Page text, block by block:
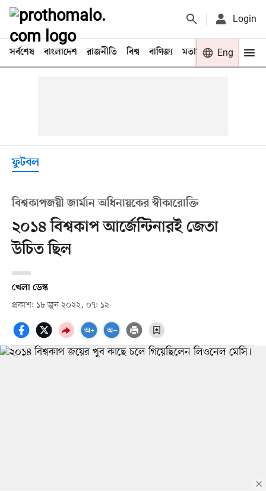
Login
সর্বশেষ বাংলাদেশ রাজনীতি বিশ্ব বাণিজ্য মতামত খেলা
Eng
ফুটবল
বিশ্বকাপজয়ী জার্মান অধিনায়কের স্বীকারোক্তি
২০১৪ বিশ্বকাপ আর্জেন্টিনারই জেতা
উচিত ছিল
খেলা ডেস্ক
প্রকাশ: ১৮ জুন ২০২২, ০৭: ১২